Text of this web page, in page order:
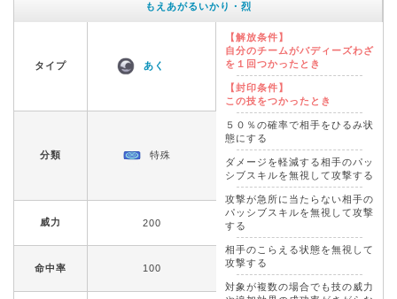
もえあがるいかり・烈
タイプ あく
【解放条件】
自分のチームがバディーズわざ
を１回つかったとき
【封印条件】
この技をつかったとき
５０％の確率で相手をひるみ状
態にする
ダメージを軽減する相手のパッ
シブスキルを無視して攻撃する
攻撃が急所に当たらない相手の
パッシブスキルを無視して攻撃
する
相手のこらえる状態を無視して
攻撃する
対象が複数の場合でも技の威力
分類 特殊
威力 200
命中率 100